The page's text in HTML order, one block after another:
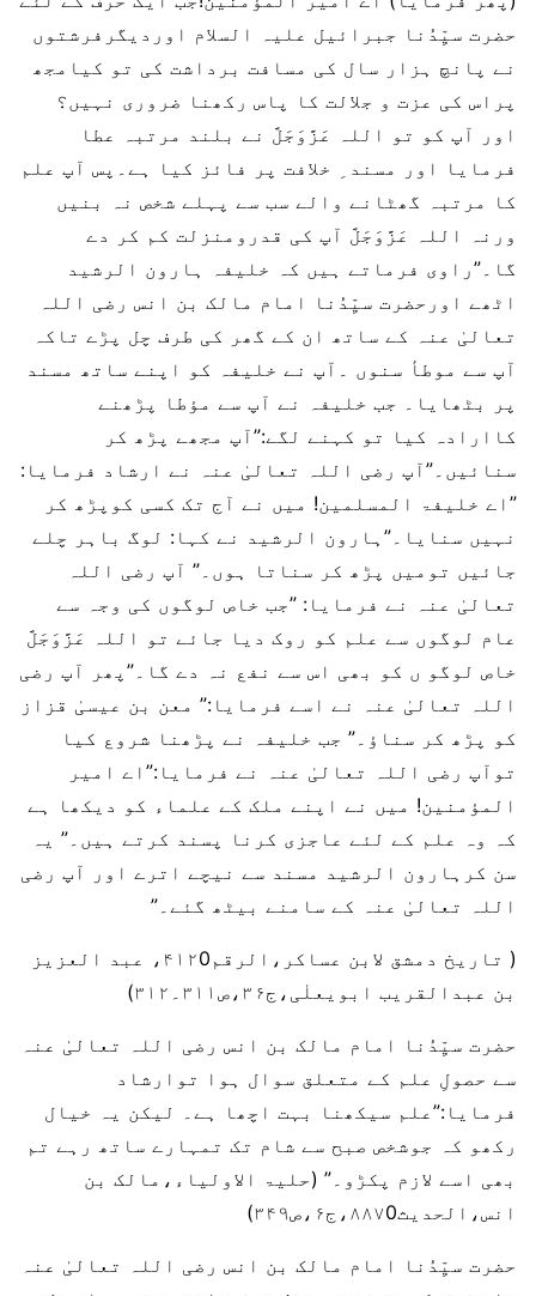
حضرت سیِّدُنا جبرائیل علیہ السلام اوردیگرفرشتوں
نے پانچ ہزار سال کی مسافت برداشت کی تو کیامجھ
پراس کی عزت و جلالت کا پاس رکھنا ضروری نہیں؟
اور آپ کو تو اللہ عَزَّوَجَلَّ نے بلند مرتبہ عطا
فرمایا اور مسند ِ خلافت پر فائز کیا ہے۔پس آپ علم
کا مرتبہ گھٹانے والے سب سے پہلے شخص نہ بنیں
ورنہ اللہ عَزَّوَجَلَّ آپ کی قدرومنزلت کم کر دے
گا۔”راوی فرماتے ہیں کہ خلیفہ ہارون الرشید
اٹھے اورحضرت سیِّدُنا امام مالک بن انس رضی اللہ
تعالیٰ عنہ کے ساتھ ان کے گھر کی طرف چل پڑے تاکہ
آپ سے موطأ سنوں ۔آپ نے خلیفہ کو اپنے ساتھ مسند
پر بٹھایا۔ جب خلیفہ نے آپ سے مؤطا پڑھنے
کاارادہ کیا تو کہنے لگے:”آپ مجھے پڑھ کر
سنائیں۔”آپ رضی اللہ تعالیٰ عنہ نے ارشاد فرمایا:
”اے خلیفۃ المسلمین! میں نے آج تک کسی کوپڑھ کر
نہیں سنایا۔”ہارون الرشید نے کہا: لوگ باہر چلے
جائیں تومیں پڑھ کر سناتا ہوں۔” آپ رضی اللہ
تعالیٰ عنہ نے فرمایا: ”جب خاص لوگوں کی وجہ سے
عام لوگوں سے علم کو روک دیا جائے تو اللہ عَزَّوَجَلَّ
خاص لوگو ں کو بھی اس سے نفع نہ دے گا۔”پھر آپ رضی
اللہ تعالیٰ عنہ نے اسے فرمایا:” معن بن عیسیٰ قزاز
کو پڑھ کر سناؤ۔” جب خلیفہ نے پڑھنا شروع کیا
توآپ رضی اللہ تعالیٰ عنہ نے فرمایا:”اے امیر
المؤمنین! میں نے اپنے ملک کے علماء کو دیکھا ہے
کہ وہ علم کے لئے عاجزی کرنا پسند کرتے ہیں۔” یہ
سن کرہارون الرشید مسند سے نیچے اترے اور آپ رضی
اللہ تعالیٰ عنہ کے سامنے بیٹھ گئے۔”
( تاریخ دمشق لابن عساکر،الرقم۴۱۲0، عبد العزیز
بن عبدالقریب ابویعلٰی،ج۳۶،ص۳۱۱۔۳۱۲)
حضرت سیِّدُنا امام مالک بن انس رضی اللہ تعالیٰ عنہ
سے حصولِ علم کے متعلق سوال ہوا توارشاد
فرمایا:”علم سیکھنا بہت اچھا ہے۔ لیکن یہ خیال
رکھو کہ جوشخص صبح سے شام تک تمہارے ساتھ رہے تم
بھی اسے لازم پکڑو۔” (حلیۃ الاولیاء،مالک بن
انس،الحدیث۸۸۷0،ج۶،ص۳۴۹)
حضرت سیِّدُنا امام مالک بن انس رضی اللہ تعالیٰ عنہ